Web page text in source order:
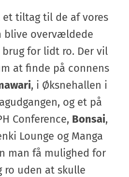
et tiltag til de af vores
blive overvældede
for lidt ro. Der vil
at finde på connens
, i Øksnehallen i
og et på
Conference, Bonsai,
Lounge og Manga
man få mulighed for
uden at skulle